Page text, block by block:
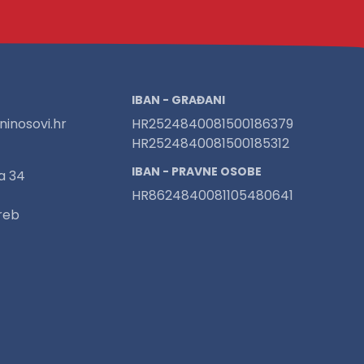
34
IBAN - GRAĐANI
HR2524840081500186379
HR2524840081500185312
IBAN - PRAVNE OSOBE
HR8624840081105480641